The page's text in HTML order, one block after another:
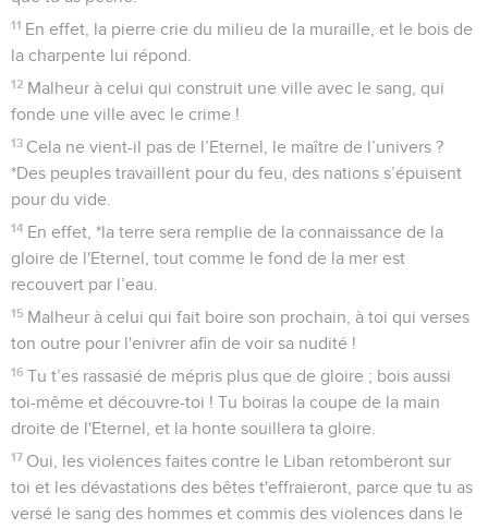
11 En effet, la pierre crie du milieu de la muraille, et le bois de
la charpente lui répond.
12 Malheur à celui qui construit une ville avec le sang, qui
fonde une ville avec le crime !
13 Cela ne vient-il pas de l’Eternel, le maître de l’univers ?
*Des peuples travaillent pour du feu, des nations s’épuisent
pour du vide.
14 En effet, *la terre sera remplie de la connaissance de la
gloire de l'Eternel, tout comme le fond de la mer est
recouvert par l’eau.
15 Malheur à celui qui fait boire son prochain, à toi qui verses
ton outre pour l'enivrer afin de voir sa nudité !
16 Tu t’es rassasié de mépris plus que de gloire ; bois aussi
toi-même et découvre-toi ! Tu boiras la coupe de la main
droite de l'Eternel, et la honte souillera ta gloire.
17 Oui, les violences faites contre le Liban retomberont sur
toi et les dévastations des bêtes t'effraieront, parce que tu as
versé le sang des hommes et commis des violences dans le